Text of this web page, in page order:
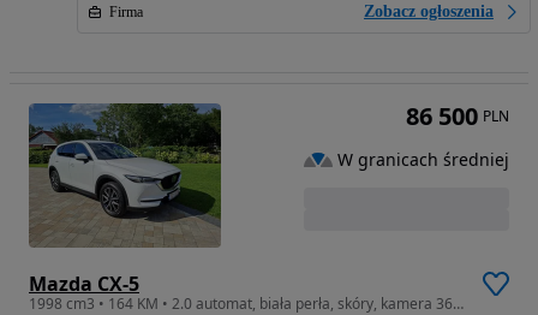
Firma Zobacz ogłoszenia
Mazda CX-5
1998 cm3 • 164 KM • 2.0 automat, biała perła, skóry, kamera 360, nawigacja, bose
86 500 PLN
W granicach średniej